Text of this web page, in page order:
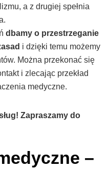
a z drugiej spełnia
dbamy o przestrzeganie
i dzięki temu możemy
Można przekonać się
i zlecając przekład
medyczne.
Zapraszamy do
–